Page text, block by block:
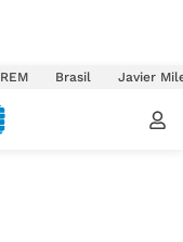
REM Brasil Javier